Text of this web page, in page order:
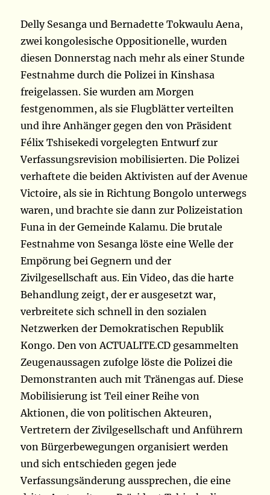
Delly Sesanga und Bernadette Tokwaulu Aena,
zwei kongolesische Oppositionelle, wurden
diesen Donnerstag nach mehr als einer Stunde
Festnahme durch die Polizei in Kinshasa
freigelassen. Sie wurden am Morgen
festgenommen, als sie Flugblätter verteilten
und ihre Anhänger gegen den von Präsident
Félix Tshisekedi vorgelegten Entwurf zur
Verfassungsrevision mobilisierten. Die Polizei
verhaftete die beiden Aktivisten auf der Avenue
Victoire, als sie in Richtung Bongolo unterwegs
waren, und brachte sie dann zur Polizeistation
Funa in der Gemeinde Kalamu. Die brutale
Festnahme von Sesanga löste eine Welle der
Empörung bei Gegnern und der
Zivilgesellschaft aus. Ein Video, das die harte
Behandlung zeigt, der er ausgesetzt war,
verbreitete sich schnell in den sozialen
Netzwerken der Demokratischen Republik
Kongo. Den von ACTUALITE.CD gesammelten
Zeugenaussagen zufolge löste die Polizei die
Demonstranten auch mit Tränengas auf. Diese
Mobilisierung ist Teil einer Reihe von
Aktionen, die von politischen Akteuren,
Vertretern der Zivilgesellschaft und Anführern
von Bürgerbewegungen organisiert werden
und sich entschieden gegen jede
Verfassungsänderung aussprechen, die eine